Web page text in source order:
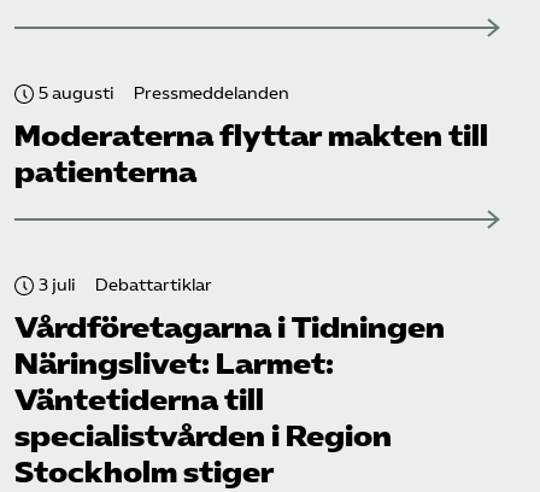
5 augusti Pressmeddelanden
Moderaterna flyttar makten till
patienterna
3 juli Debattartiklar
Vård­företagarna i Tidningen
Näringslivet: Larmet:
Väntetiderna till
specialistvården i Region
Stockholm stiger